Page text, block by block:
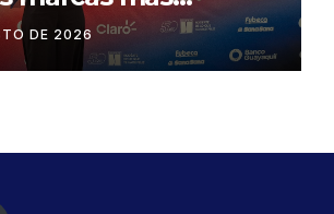
del Ecuador
DE 2026